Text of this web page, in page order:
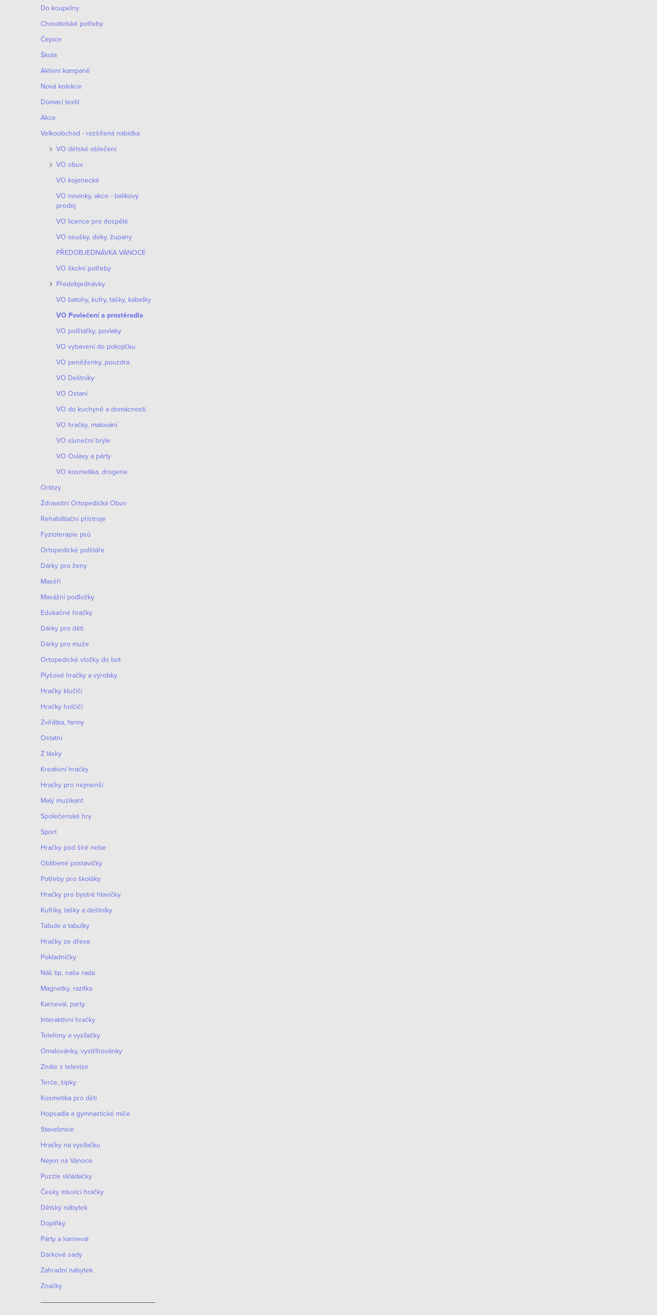
Do koupelny
Chovatelské potřeby
Čepice
Škola
Aktivní kampaně
Nová kolekce
Domací textil
Akce
Velkoobchod - rozšířená nabídka
VO dětské oblečení
VO obuv
VO kojenecké
VO novinky, akce - balíkový
prodej
VO licence pro dospělé
VO osušky, deky, župany
PŘEDOBJEDNÁVKA VÁNOCE
VO školní potřeby
Předobjednávky
VO batohy, kufry, tašky, kabelky
VO Povlečení a prostěradla
VO polštářky, povlaky
VO vybavení do pokojíčku
VO peněženky, pouzdra
VO Deštníky
VO Ostaní
VO do kuchyně a domácnosti
VO hračky, malování
VO sluneční brýle
VO Oslavy a párty
VO kosmetika, drogerie
Ortézy
Zdravotní Ortopedická Obuv
Rehabilitační přístroje
Fyzioterapie psů
Ortopedické polštáře
Dárky pro ženy
Maséři
Masážní podložky
Edukačné hračky
Dárky pro děti
Dárky pro muže
Оrtopedické vložky do bot
Plyšové hračky a výrobky
Hračky klučičí
Hračky holčičí
Zvířátka, farmy
Ostatní
Z lásky
Kreativní hračky
Hračky pro nejmenší
Malý muzikant
Společenské hry
Sport
Hračky pod širé nebe
Oblíbené postavičky
Potřeby pro školáky
Hračky pro bystré hlavičky
Kufříky, tašky a deštníky
Tabule a tabulky
Hračky ze dřeva
Pokladničky
Náš tip, naše rada
Magnetky, razítka
Karneval, party
Interaktivní hračky
Telefony a vysílačky
Omalovánky, vystřihovánky
Znáte z televize
Terče, šipky
Kosmetika pro děti
Hopsadla a gymnastické míče
Stavebnice
Hračky na vysílačku
Nejen na Vánoce
Puzzle skládačky
Česky mluvící hračky
Dětský nábytek
Doplňky
Párty a karneval
Dárkové sady
Zahradní nábytek
Značky